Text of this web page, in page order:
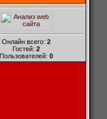
Онлайн всего: 2
Гостей: 2
Пользователей: 0